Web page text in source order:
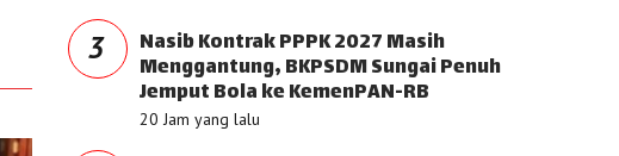
3 Nasib Kontrak PPPK 2027 Masih
Menggantung, BKPSDM Sungai Penuh
Jemput Bola ke KemenPAN-RB
20 Jam yang lalu